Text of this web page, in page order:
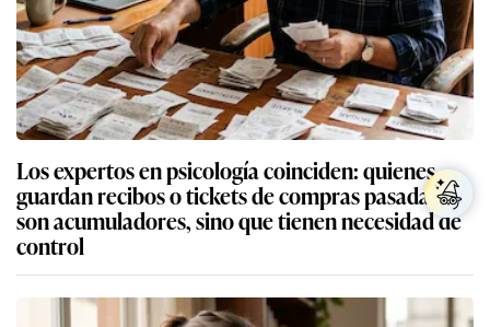
Los expertos en psicología coinciden: quienes
guardan recibos o tickets de compras pasadas no
son acumuladores, sino que tienen necesidad de
control